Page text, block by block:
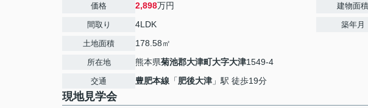
価格 2,898万円
間取り 4LDK
土地面積 178.58㎡
所在地 熊本県菊池郡大津町大字大津1549-4
交通 豊肥本線 「肥後大津 」駅 徒歩19分
建物面積
築年月
現地見学会